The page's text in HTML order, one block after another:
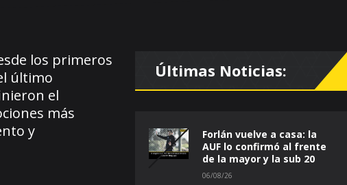
los primeros
último
el
más
y
Últimas Noticias:
Forlán vuelve a casa: la
AUF lo confirmó al frente
de la mayor y la sub 20
06/08/26